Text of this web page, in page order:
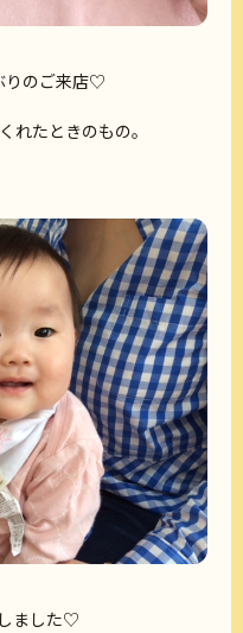
りのご来店♡
れたときのもの。
ました♡